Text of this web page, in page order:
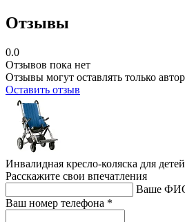
Отзывы
0.0
Отзывов пока нет
Отзывы могут оставлять только
Оставить отзыв
Инвалидная кресло-коляска для
Расскажите свои впечатления
Ваше
Ваш номер телефона *